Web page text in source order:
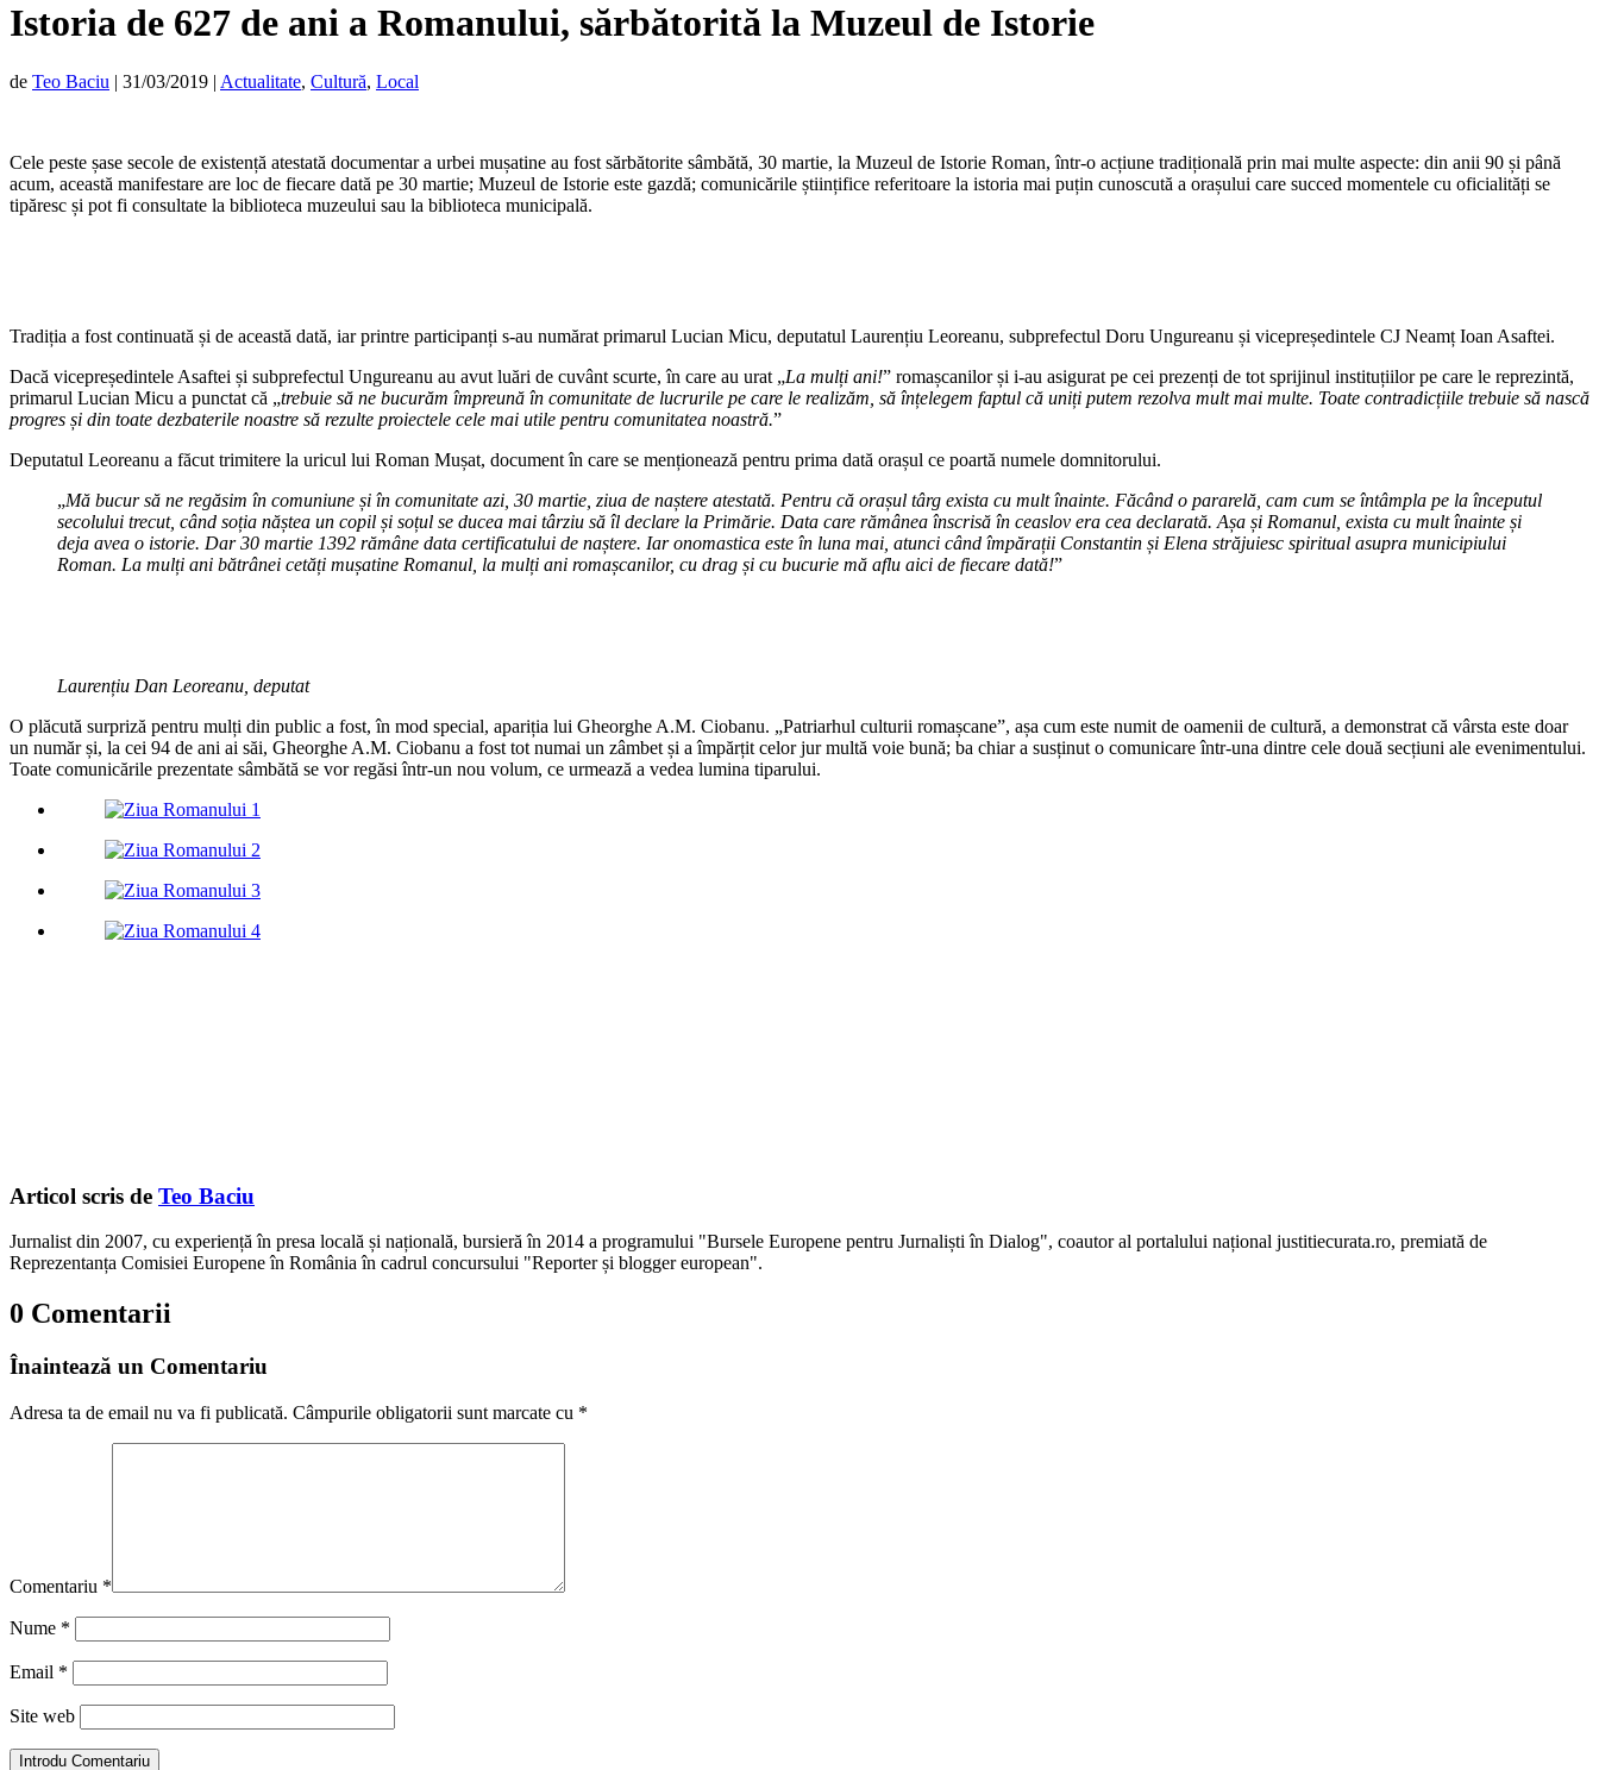
Istoria de 627 de ani a Romanului, sărbătorită la Muzeul de Istorie
de Teo Baciu | 31/03/2019 | Actualitate, Cultură, Local
Cele peste șase secole de existență atestată documentar a urbei mușatine au fost sărbătorite sâmbătă, 30 martie, la Muzeul de Istorie Roman, într-o acțiune tradițională prin mai multe aspecte: din anii 90 și până
acum, această manifestare are loc de fiecare dată pe 30 martie; Muzeul de Istorie este gazdă; comunicările științifice referitoare la istoria mai puțin cunoscută a orașului care succed momentele cu oficialități se
tipăresc și pot fi consultate la biblioteca muzeului sau la biblioteca municipală.
Tradiția a fost continuată și de această dată, iar printre participanți s-au numărat primarul Lucian Micu, deputatul Laurențiu Leoreanu, subprefectul Doru Ungureanu și vicepreședintele CJ Neamț Ioan Asaftei.
Dacă vicepreședintele Asaftei și subprefectul Ungureanu au avut luări de cuvânt scurte, în care au urat „La mulți ani!” romașcanilor și i-au asigurat pe cei prezenți de tot sprijinul instituțiilor pe care le reprezintă,
primarul Lucian Micu a punctat că „trebuie să ne bucurăm împreună în comunitate de lucrurile pe care le realizăm, să înțelegem faptul că uniți putem rezolva mult mai multe. Toate contradicțiile trebuie să nască
progres și din toate dezbaterile noastre să rezulte proiectele cele mai utile pentru comunitatea noastră.”
Deputatul Leoreanu a făcut trimitere la uricul lui Roman Mușat, document în care se menționează pentru prima dată orașul ce poartă numele domnitorului.
„Mă bucur să ne regăsim în comuniune și în comunitate azi, 30 martie, ziua de naștere atestată. Pentru că orașul târg exista cu mult înainte. Făcând o pararelă, cam cum se întâmpla pe la începutul
secolului trecut, când soția năștea un copil și soțul se ducea mai târziu să îl declare la Primărie. Data care rămânea înscrisă în ceaslov era cea declarată. Așa și Romanul, exista cu mult înainte și
deja avea o istorie. Dar 30 martie 1392 rămâne data certificatului de naștere. Iar onomastica este în luna mai, atunci când împărații Constantin și Elena străjuiesc spiritual asupra municipiului
Roman. La mulți ani bătrânei cetăți mușatine Romanul, la mulți ani romașcanilor, cu drag și cu bucurie mă aflu aici de fiecare dată!”
Laurențiu Dan Leoreanu, deputat
O plăcută surpriză pentru mulți din public a fost, în mod special, apariția lui Gheorghe A.M. Ciobanu. „Patriarhul culturii romașcane”, așa cum este numit de oamenii de cultură, a demonstrat că vârsta este doar
un număr și, la cei 94 de ani ai săi, Gheorghe A.M. Ciobanu a fost tot numai un zâmbet și a împărțit celor jur multă voie bună; ba chiar a susținut o comunicare într-una dintre cele două secțiuni ale evenimentului.
Toate comunicările prezentate sâmbătă se vor regăsi într-un nou volum, ce urmează a vedea lumina tiparului.
Articol scris de Teo Baciu
Jurnalist din 2007, cu experiență în presa locală și națională, bursieră în 2014 a programului "Bursele Europene pentru Jurnaliști în Dialog", coautor al portalului național justitiecurata.ro, premiată de
Reprezentanța Comisiei Europene în România în cadrul concursului "Reporter și blogger european".
0 Comentarii
Înaintează un Comentariu
Adresa ta de email nu va fi publicată. Câmpurile obligatorii sunt marcate cu *
Comentariu *
Nume *
Email *
Site web
Introdu Comentariu